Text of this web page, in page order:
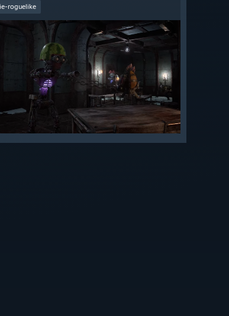
roguelike